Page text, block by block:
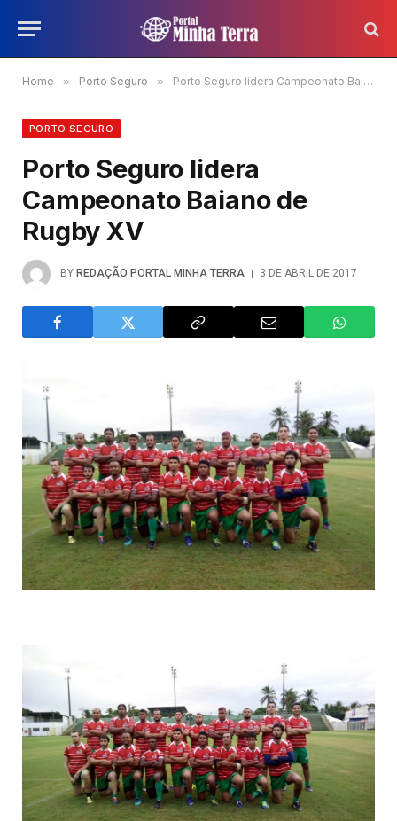
Home » Porto Seguro » Porto Seguro lidera Campeonato Baiano de Rugby XV
PORTO SEGURO
Porto Seguro lidera
Campeonato Baiano de
Rugby XV
BY REDAÇÃO PORTAL MINHA TERRA 3 DE ABRIL DE 2017